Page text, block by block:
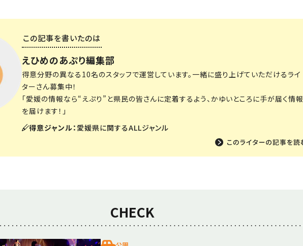
この記事を書いたのは
えひめのあぷり編集部
得意分野の異なる10名のスタッフで運営しています。一緒に盛り上げていただけるライ
ターさん募集中！
「愛媛の情報なら“えぷり”と県民の皆さんに定着するよう、かゆいところに手が届く情報
を届けます！」
得意ジャンル： 愛媛県に関するALLジャンル
CHECK